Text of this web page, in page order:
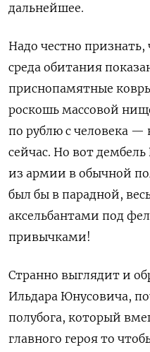
дальнейшее.
Надо честно признать,
среда обитания
приснопамятные
роскошь массовой
по рублю с человека —
сейчас. Но вот
из армии в обычной
был бы в парадной,
аксельбантами под
привычками!
Странно выглядит и
Ильдара Юнусовича,
полубога, который
главного героя то